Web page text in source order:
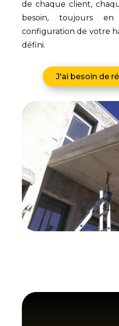
de chaque client,
besoin, toujours
configuration de votre
défini.
J'ai besoin de